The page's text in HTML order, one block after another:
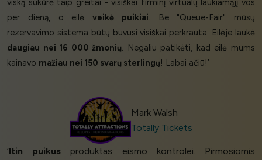
viską sukūrė taip greitai - visiškai firminį virtualų laukiamąjį vos
per dieną, o eilė veikė puikiai. Be "Queue-Fair" mūsų
rezervavimo sistema būtų buvusi visiškai perkrauta. Eilėje laukė
daugiau nei 16 000 žmonių. Negaliu patikėti, kad eilė mums
kainavo mažiau nei 150 svarų sterlingų! Labai ačiū!’
Mark Walsh
Totally Tickets
‘Itin puikus produktas eismo kontrolei. Pirmosiomis